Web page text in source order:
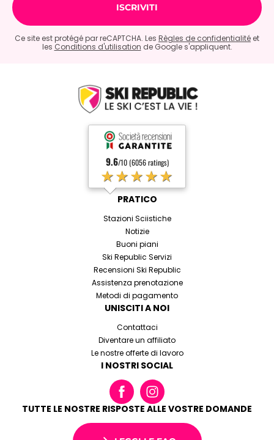
Ce site est protégé par reCAPTCHA. Les Règles de confidentialité et
les Conditions d'utilisation de Google s'appliquent.
9.6/10 (6056 ratings)
★★★★★
PRATICO
Stazioni Sciistiche
Notizie
Buoni piani
Ski Republic Servizi
Recensioni Ski Republic
Assistenza prenotazione
Metodi di pagamento
UNISCITI A NOI
Contattaci
Diventare un affiliato
Le nostre offerte di lavoro
I NOSTRI SOCIAL
TUTTE LE NOSTRE RISPOSTE ALLE VOSTRE DOMANDE